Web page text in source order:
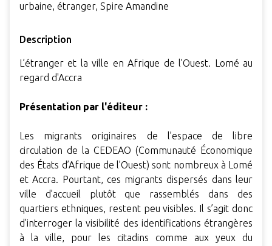
urbaine, étranger, Spire Amandine
Description
L’étranger et la ville en Afrique de l’Ouest. Lomé au
regard d'Accra
Présentation par l'éditeur :
Les migrants originaires de l’espace de libre
circulation de la CEDEAO (Communauté Économique
des États d’Afrique de l’Ouest) sont nombreux à Lomé
et Accra. Pourtant, ces migrants dispersés dans leur
ville d’accueil plutôt que rassemblés dans des
quartiers ethniques, restent peu visibles. Il s’agit donc
d’interroger la visibilité des identifications étrangères
à la ville, pour les citadins comme aux yeux du